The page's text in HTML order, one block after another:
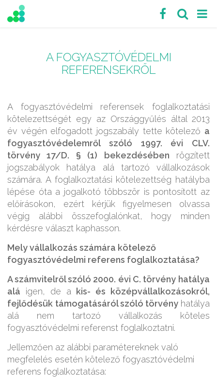
A FOGYASZTÓVÉDELMI
REFERENSEKRŐL
A fogyasztóvédelmi referensek foglalkoztatási
kötelezettségét egy az Országgyűlés által 2013
év végén elfogadott jogszabály tette kötelező a
fogyasztóvédelemről szóló 1997. évi CLV.
törvény 17/D. § (1) bekezdésében rögzített
jogszabályok hatálya alá tartozó vállalkozások
számára. A foglalkoztatási kötelezettség hatályba
lépése óta a jogalkotó többször is pontosított az
előírásokon, ezért kérjük figyelmesen olvassa
végig alábbi összefoglalónkat, hogy minden
kérdésre választ kaphasson.
Mely vállalkozás számára kötelező
fogyasztóvédelmi referens foglalkoztatása?
A számvitelről szóló 2000. évi C. törvény hatálya
alá igen, de a
kis- és középvállalkozásokról,
fejlődésük támogatásáról szóló törvény hatálya
alá nem tartozó vállalkozás köteles
fogyasztóvédelmi referenst foglalkoztatni.
Jellemzően az alábbi paramétereknek való
megfelelés esetén kötelező fogyasztóvédelmi
referens foglalkoztatása: